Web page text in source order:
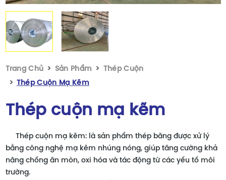
Trang Chủ Sản Phẩm
Thép Cuộn
Thép Cuộn Mạ Kẽm
Thép cuộn mạ kẽm
Thép cuộn mạ kẽm: là sản phẩm thép băng được xử lý
bằng công nghệ mạ kẽm nhúng nóng, giúp tăng cường khả
năng chống ăn mòn, oxi hóa và tác động từ các yếu tố môi
trường.